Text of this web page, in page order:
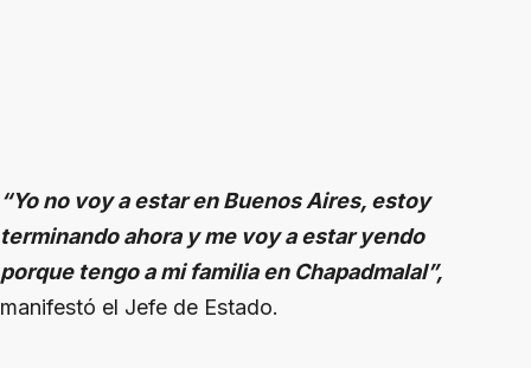
“Yo no voy a estar en Buenos Aires, estoy
terminando ahora y me voy a estar yendo
porque tengo a mi familia en Chapadmalal”,
manifestó el Jefe de Estado.